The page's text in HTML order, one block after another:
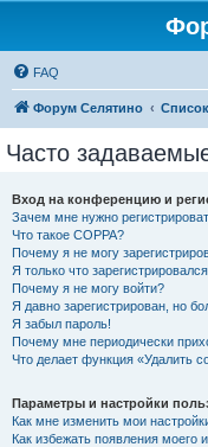
FAQ
Форум Селятино
Часто
Вход на конференцию и
Зачем мне нужно
Что такое COPPA?
Почему я не могу
Я только что
Почему я не могу войти?
Я давно зарегистрирован, но
Я забыл пароль!
Почему мне периодически
Что делает функция «Удалить
Параметры и настройки
Как мне изменить мои
Как избежать появления моего